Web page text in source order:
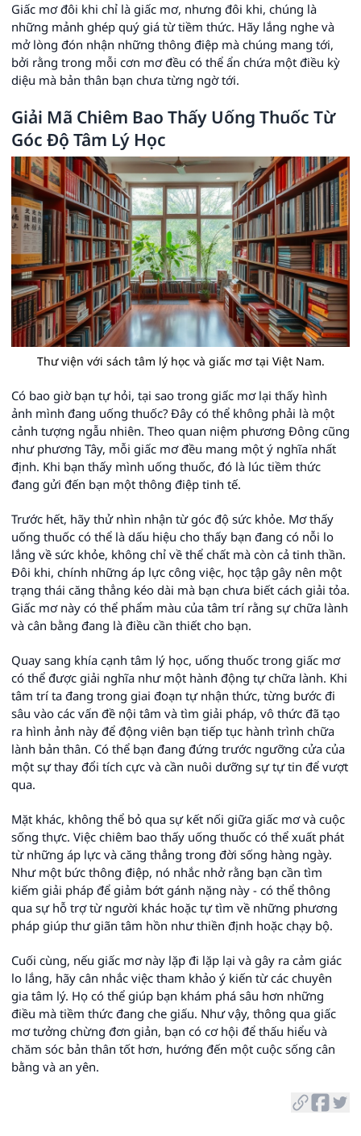
Giấc mơ đôi khi chỉ là giấc mơ, nhưng đôi khi, chúng là
những mảnh ghép quý giá từ tiềm thức. Hãy lắng nghe và
mở lòng đón nhận những thông điệp mà chúng mang tới,
bởi rằng trong mỗi cơn mơ đều có thể ẩn chứa một điều kỳ
diệu mà bản thân bạn chưa từng ngờ tới.
Giải Mã Chiêm Bao Thấy Uống Thuốc Từ
Góc Độ Tâm Lý Học
Thư viện với sách tâm lý học và giấc mơ tại Việt Nam.
Có bao giờ bạn tự hỏi, tại sao trong giấc mơ lại thấy hình
ảnh mình đang uống thuốc? Đây có thể không phải là một
cảnh tượng ngẫu nhiên. Theo quan niệm phương Đông cũng
như phương Tây, mỗi giấc mơ đều mang một ý nghĩa nhất
định. Khi bạn thấy mình uống thuốc, đó là lúc tiềm thức
đang gửi đến bạn một thông điệp tinh tế.
Trước hết, hãy thử nhìn nhận từ góc độ sức khỏe. Mơ thấy
uống thuốc có thể là dấu hiệu cho thấy bạn đang có nỗi lo
lắng về sức khỏe, không chỉ về thể chất mà còn cả tinh thần.
Đôi khi, chính những áp lực công việc, học tập gây nên một
trạng thái căng thẳng kéo dài mà bạn chưa biết cách giải tỏa.
Giấc mơ này có thể phẩm màu của tâm trí rằng sự chữa lành
và cân bằng đang là điều cần thiết cho bạn.
Quay sang khía cạnh tâm lý học, uống thuốc trong giấc mơ
có thể được giải nghĩa như một hành động tự chữa lành. Khi
tâm trí ta đang trong giai đoạn tự nhận thức, từng bước đi
sâu vào các vấn đề nội tâm và tìm giải pháp, vô thức đã tạo
ra hình ảnh này để động viên bạn tiếp tục hành trình chữa
lành bản thân. Có thể bạn đang đứng trước ngưỡng cửa của
một sự thay đổi tích cực và cần nuôi dưỡng sự tự tin để vượt
qua.
Mặt khác, không thể bỏ qua sự kết nối giữa giấc mơ và cuộc
sống thực. Việc chiêm bao thấy uống thuốc có thể xuất phát
từ những áp lực và căng thẳng trong đời sống hàng ngày.
Như một bức thông điệp, nó nhắc nhở rằng bạn cần tìm
kiếm giải pháp để giảm bớt gánh nặng này - có thể thông
qua sự hỗ trợ từ người khác hoặc tự tìm về những phương
pháp giúp thư giãn tâm hồn như thiền định hoặc chạy bộ.
Cuối cùng, nếu giấc mơ này lặp đi lặp lại và gây ra cảm giác
lo lắng, hãy cân nhắc việc tham khảo ý kiến từ các chuyên
gia tâm lý. Họ có thể giúp bạn khám phá sâu hơn những
điều mà tiềm thức đang che giấu. Như vậy, thông qua giấc
mơ tưởng chừng đơn giản, bạn có cơ hội để thấu hiểu và
chăm sóc bản thân tốt hơn, hướng đến một cuộc sống cân
bằng và an yên.